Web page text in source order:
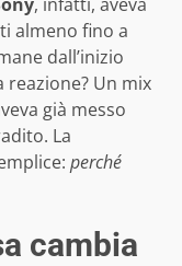
almeno fino a
dall’inizio
reazione? Un mix
già messo
La
perché
cambia